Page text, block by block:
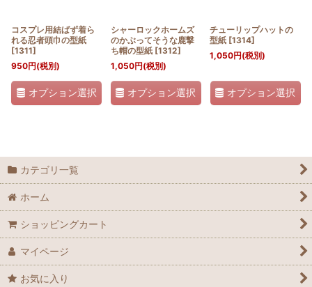
コスプレ用結ばず着ら
れる忍者頭巾の型紙
[1311]
950円(税別)
オプション選択
シャーロックホームズ
のかぶってそうな鹿撃
ち帽の型紙 [1312]
1,050円(税別)
オプション選択
チューリップハットの
型紙 [1314]
1,050円(税別)
オプション選択
カテゴリ一覧
ホーム
ショッピングカート
マイページ
お気に入り